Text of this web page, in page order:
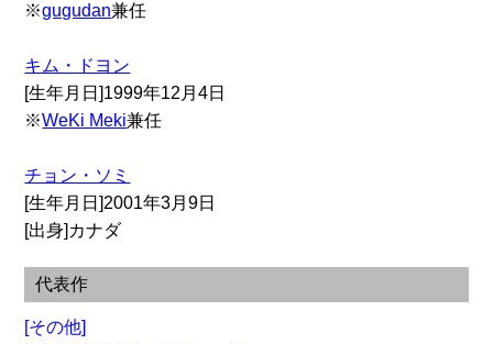
※gugudan兼任
キム・ドヨン
[生年月日]1999年12月4日
※WeKi Meki兼任
チョン・ソミ
[生年月日]2001年3月9日
[出身]カナダ
代表作
[その他]